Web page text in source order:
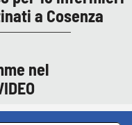
a Cosenza
nel